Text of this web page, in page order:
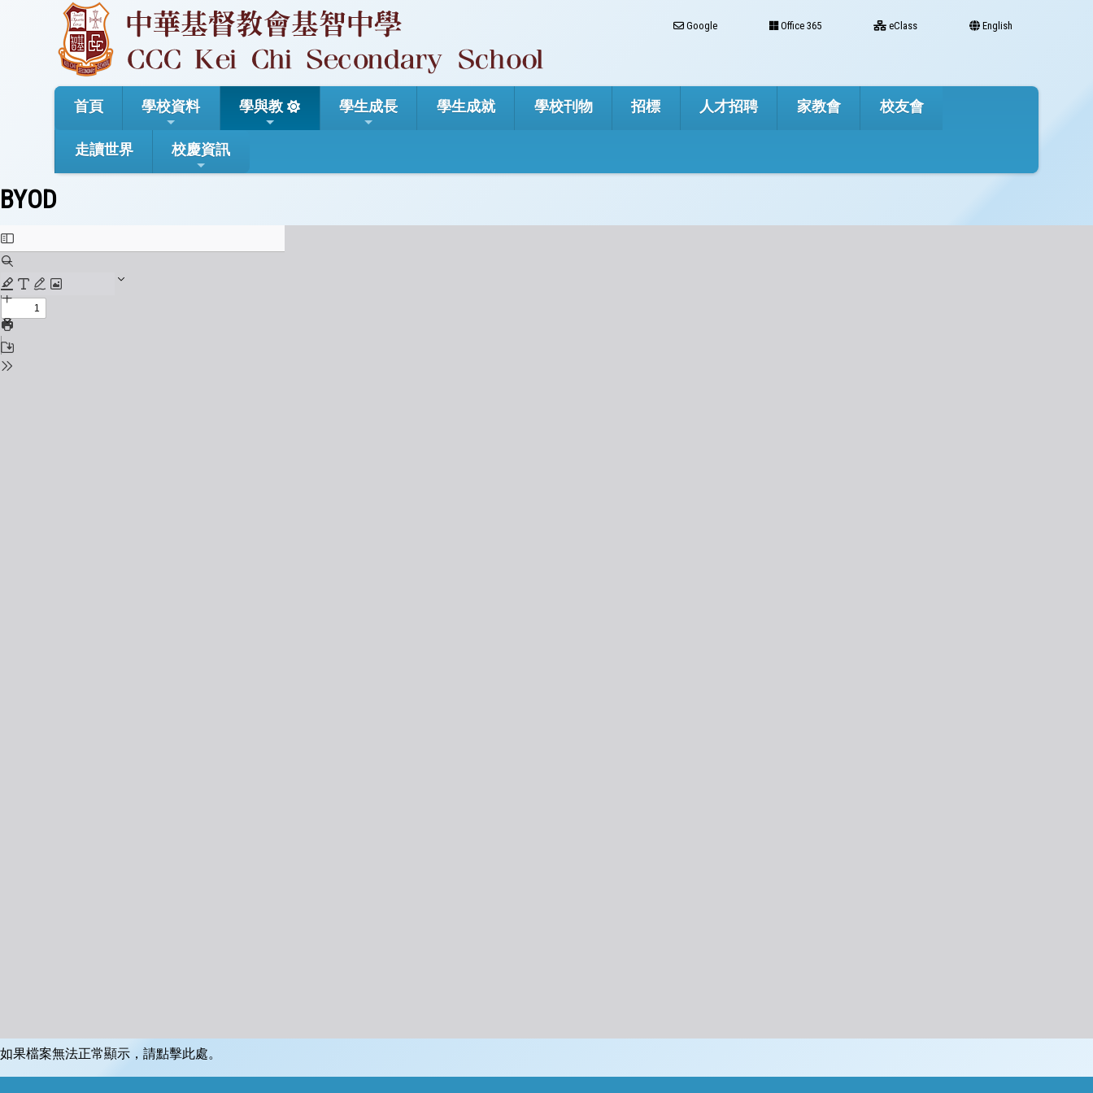
Google Office 365 eClass English
首頁 學校資料 學與教 學生成長 學生成就 學校刊物 招標 人才招聘 家教會 校友會
走讀世界 校慶資訊
BYOD
如果檔案無法正常顯示，請點擊此處。